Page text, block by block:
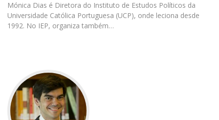
Mónica Dias é Diretora do Instituto de Estudos Políticos da
Universidade Católica Portuguesa (UCP), onde leciona desde
1992. No IEP, organiza também…